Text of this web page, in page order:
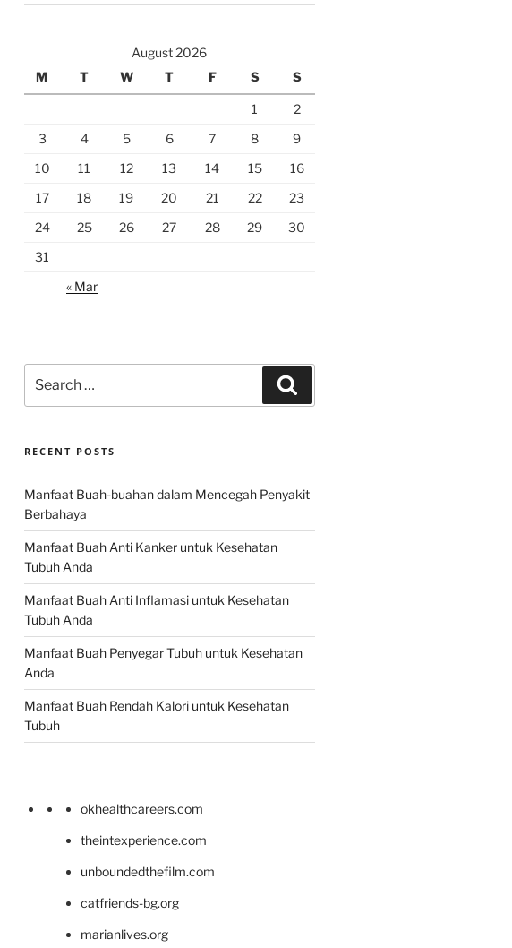
August 2026
M
T W T F S S
1
2
3
4 5 6 7 8
9
10
11 12 13 14 15
16
17
18 19 20 21 22
23
24
25 26 27 28 29
30
31
« Mar
for:
RECENT POSTS
Manfaat Buah-buahan dalam Mencegah Penyakit
Berbahaya
Manfaat Buah Anti Kanker untuk Kesehatan
Tubuh Anda
Manfaat Buah Anti Inflamasi untuk Kesehatan
Tubuh Anda
Manfaat Buah Penyegar Tubuh untuk Kesehatan
Anda
Manfaat Buah Rendah Kalori untuk Kesehatan
Tubuh
okhealthcareers.com
theintexperience.com
unboundedthefilm.com
catfriends-bg.org
marianlives.org